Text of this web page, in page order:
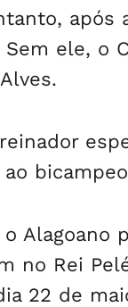
após
ele, o
ao
o
no Rei
22 de